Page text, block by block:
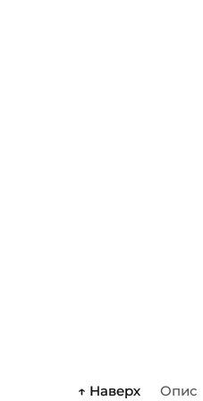
↑ Наверх Опис